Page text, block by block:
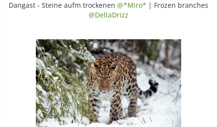
Dangast - Steine aufm trockenen @*Miro* | Frozen branches
@DeltaDrizz